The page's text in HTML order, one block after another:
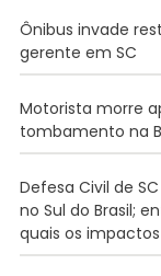
Ônibus invade
gerente em SC
Motorista morre
tombamento na
Defesa Civil de
no Sul do Brasil;
quais os